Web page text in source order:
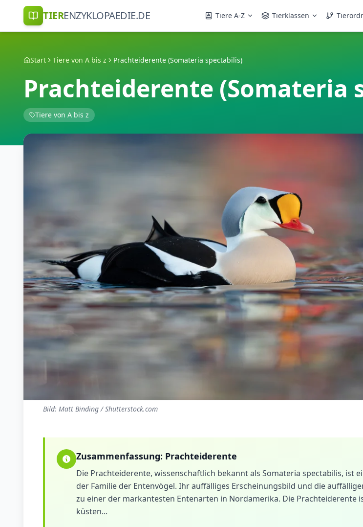
TIERENZYKLOPAEDIE.DE Tiere A-Z Tierklassen
Start Tiere von A bis z Prachteiderente (Somateria spectabilis)
Prachteiderente (Somateria
Tiere von A bis z
Bild: Matt Binding / Shutterstock.com
Zusammenfassung: Prachteiderente
Die Prachteiderente, wissenschaftlich bekannt als Somateria spectabilis, ist
der Familie der Entenvögel. Ihr auffälliges Erscheinungsbild und die
zu einer der markantesten Entenarten in Nordamerika. Die Prachteiderente
küsten...